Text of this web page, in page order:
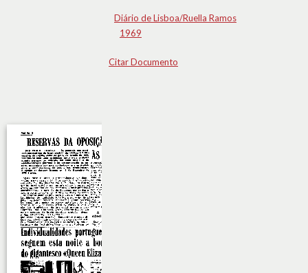
Diário de Lisboa/Ruella Ramos
1969
Citar Documento